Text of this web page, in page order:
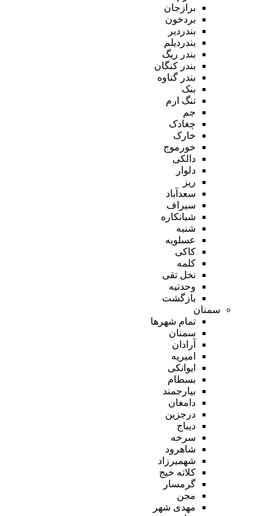
برازجان
بردخون
بندردیر
بندردیلم
بندر ریگ
بندر کنگان
بندر گناوه
بنک
تنگ ارم
جم
چغادک
خارک
خورموج
دالکی
دلوار
ریز
سعدآباد
سیراف
شبانکاره
شنبه
عسلویه
کاکی
کلمه
نخل تقی
وحدتیه
بازگشت
سمنان
تمام شهر‌ها
سمنان
آرادان
امیریه
ایوانکی
بسطام
بیارجمند
دامغان
درجزین
دیباج
سرخه
شاهرود
شهمیرزاد
کلاته خیج
گرمسار
مجن
مهدی شهر